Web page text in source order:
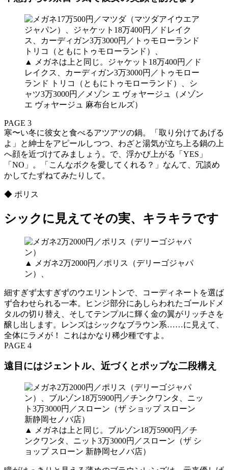
▲
メガネは上と同じ。ジャケット18万400円／ド
レイクス、カーディガン3万3000円／トゥモロー
ランド トリコ（ともにトゥモローランド）、シ
ャツ3万3000円／メゾン エ ヴォヤージュ（メゾン
エ ヴォヤージュ 麻布台ヒルズ）
PAGE 3
寒〜い冬に彼女と食べるアツアツの鍋。「取り分けてあげる
よ」と紳士をアピールしつつ、わざと湯気が立ち上る鍋の上
へ顔を近づけてみましょう。で、浮かび上がる「YES」
「NO」。「こんなボクを愛してくれる？」なんて、冗談め
かしてたずねてみたりして。
◆ ポリス
シックに見えてその実、キラキラです
▲ メガネ2万2000円／ポリス（デリーゴジャパ
ン）、
細すぎず太すぎずのウエリントンで、コーディネートを選ば
ず合わせられる一本。ヒンジ部分にあしらわれたゴールドメ
タルの切り替え、そしてテンプルに輝く金の翼がリッチさを
醸し出します。レンズはシックなブラウン系……に見えて、
全体にラメが！ これはかなり稀少種ですよ。
PAGE 4
遠目にはジェントル、近づくとポップな二段構え
▲
メガネは上と同じ。ブルゾン18万5900円／チ
ンクワンタ、ニット3万3000円／スローン（ザ シ
ョップ スローン 新静岡セノバ店）